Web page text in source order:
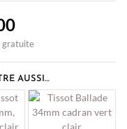
gratuite
AUSSI…